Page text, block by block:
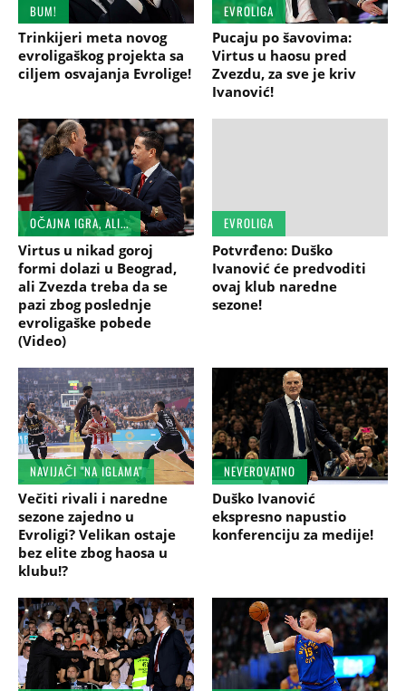
BUM!
Trinkijeri meta novog
evroligaškog projekta sa
ciljem osvajanja Evrolige!
EVROLIGA
Pucaju po šavovima:
Virtus u haosu pred
Zvezdu, za sve je kriv
Ivanović!
OČAJNA IGRA, ALI...
Virtus u nikad goroj
formi dolazi u Beograd,
ali Zvezda treba da se
pazi zbog poslednje
evroligaške pobede
(Video)
EVROLIGA
Potvrđeno: Duško
Ivanović će predvoditi
ovaj klub naredne
sezone!
NAVIJAČI "NA IGLAMA"
Večiti rivali i naredne
sezone zajedno u
Evroligi? Velikan ostaje
bez elite zbog haosa u
klubu!?
NEVEROVATNO
Duško Ivanović
ekspresno napustio
konferenciju za medije!